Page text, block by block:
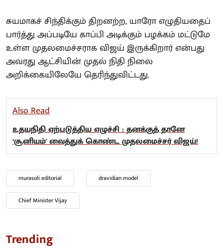
சுயமாகச் சிந்திக்கும் திறனற்ற, யாரோ எழுதியதைப்
பார்த்து அப்படியே காப்பி அடிக்கும் பழக்கம் மட்டுமே
உள்ள முதலமைச்சராக விஜய் இருக்கிறார் என்பது
அவரது ஆட்சியின் முதல் நிதி நிலை
அறிக்கையிலேயே தெரிந்துவிட்டது.
Also Read
உதயநிதி ஏற்படுத்திய எழுச்சி : தனக்குத் தானே
‘சூனியம்' வைத்துக் கொண்ட முதலமைச்சர் விஜய்!
murasoli editorial dravidian model
Chief Minister Vijay
Trending